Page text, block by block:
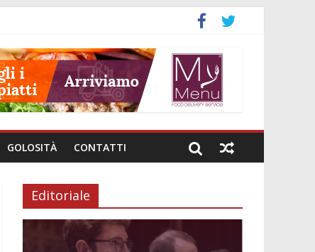
GOLOSITÀ CONTATTI
Editoriale